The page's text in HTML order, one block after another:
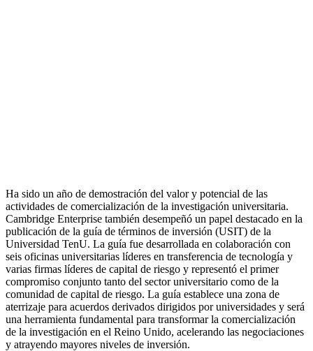
Ha sido un año de demostración del valor y potencial de las
actividades de comercialización de la investigación universitaria.
Cambridge Enterprise también desempeñó un papel destacado en la
publicación de la guía de términos de inversión (USIT) de la
Universidad TenU. La guía fue desarrollada en colaboración con
seis oficinas universitarias líderes en transferencia de tecnología y
varias firmas líderes de capital de riesgo y representó el primer
compromiso conjunto tanto del sector universitario como de la
comunidad de capital de riesgo. La guía establece una zona de
aterrizaje para acuerdos derivados dirigidos por universidades y será
una herramienta fundamental para transformar la comercialización
de la investigación en el Reino Unido, acelerando las negociaciones
y atrayendo mayores niveles de inversión.